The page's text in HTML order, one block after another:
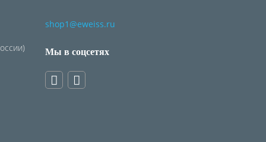
shop1@eweiss.ru
Мы в соцсетях